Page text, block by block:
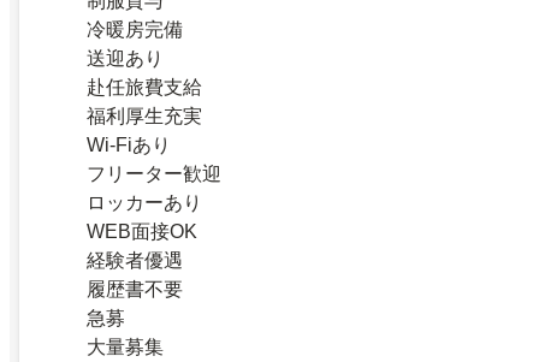
冷暖房完備
送迎あり
赴任旅費支給
福利厚生充実
Wi-Fiあり
フリーター歓迎
ロッカーあり
WEB面接OK
経験者優遇
履歴書不要
急募
大量募集